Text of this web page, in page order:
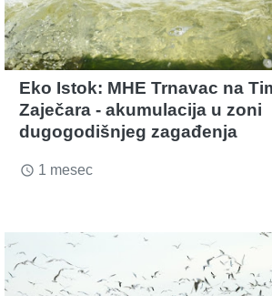
Eko Istok: MHE Trnavac na
Zaječara - akumulacija u zoni
dugogodišnjeg zagađenja
access_time 1 mesec